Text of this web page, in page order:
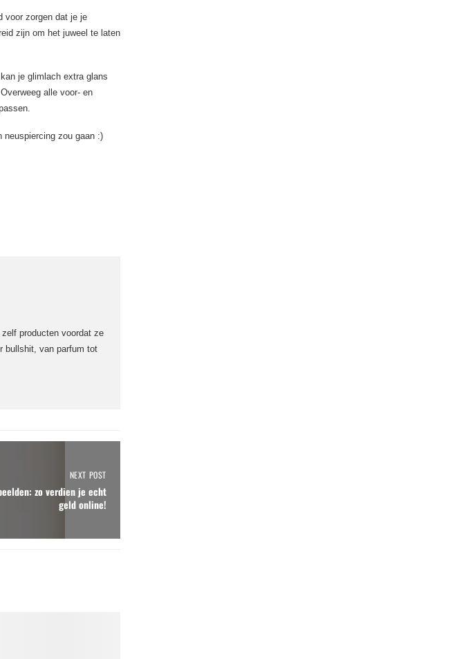
voor zorgen dat je je
zijn om het juweel te laten
je glimlach extra glans
alle voor- en
neuspiercing zou gaan :)
producten voordat ze
bullshit, van parfum tot
NEXT POST
zo verdien je echt
geld online!